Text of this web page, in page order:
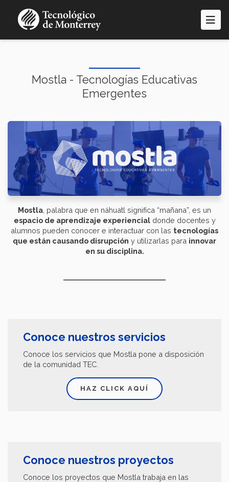
contenido
Mostla - Tecnologías Educativas
Emergentes
Mostla , palabra que en náhuatl significa “mañana”, es un
espacio de aprendizaje experiencialdonde docentes y
alumnos pueden conocer e interactuar con las tecnologías
que están causando disrupción y utilizarlas para innovar
en su disciplina.
Conoce nuestros servicios
Conoce los servicios que Mostla pone a disposición
de la comunidad TEC.
HAZ CLICK AQUÍ
Conoce nuestros proyectos
Conoce los proyectos que Mostla trabaja en las